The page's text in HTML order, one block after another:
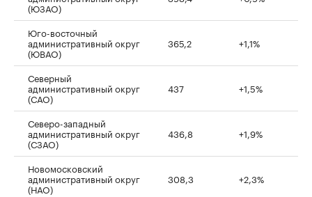
(ЮЗАО)
Юго-восточный
административный округ
(ЮВАО)
365,2 +1,1%
Северный
административный округ
(САО)
437 +1,5%
Северо-западный
административный округ
(СЗАО)
436,8 +1,9%
Новомосковский
административный округ
(НАО)
308,3 +2,3%